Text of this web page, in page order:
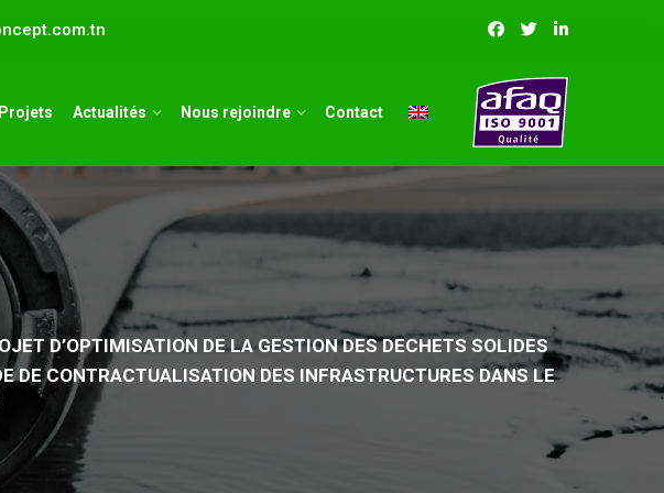
Projets Actualités Nous rejoindre Contact
D’OPTIMISATION DE LA GESTION DES DECHETS SOLIDES
DE CONTRACTUALISATION DES INFRASTRUCTURES DANS LE